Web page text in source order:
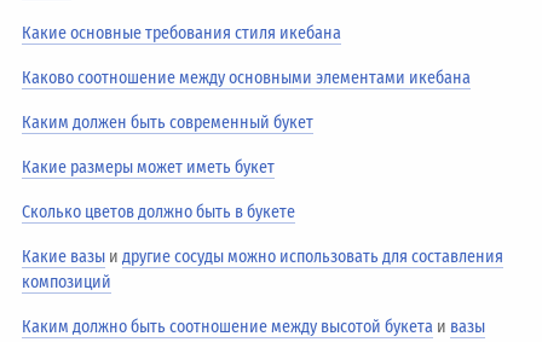
Какие основные требования стиля икебана
Каково соотношение между основными элементами икебана
Каким должен быть современный букет
Какие размеры может иметь букет
Сколько цветов должно быть в букете
Какие вазы идругие сосуды можно использовать для составления
композиций
Каким должно быть соотношение между высотой букета и вазы